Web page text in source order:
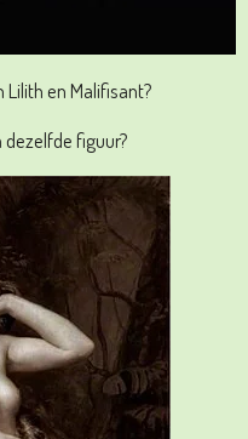
Lilith en Malifisant?
dezelfde figuur?